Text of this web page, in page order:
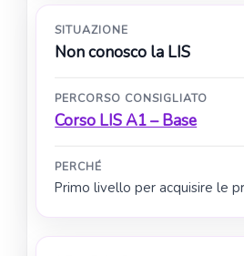
SITUAZIONE
Non conosco la LIS
PERCORSO CONSIGLIATO
Corso LIS A1 – Base
PERCHÉ
Primo livello per acquisire le